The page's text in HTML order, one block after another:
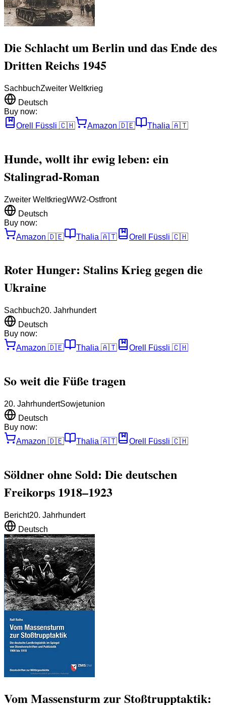
Die Schlacht um Berlin und das Ende des
Dritten Reichs 1945
SachbuchZweiter Weltkrieg
Deutsch
Buy now:
Orell Füssli 🇨🇭 Amazon 🇩🇪 Thalia 🇦🇹
Hunde, wollt ihr ewig leben: ein
Stalingrad-Roman
Zweiter WeltkriegWW2-Ostfront
Deutsch
Buy now:
Amazon 🇩🇪 Thalia 🇦🇹 Orell Füssli 🇨🇭
Roter Hunger: Stalins Krieg gegen die
Ukraine
Sachbuch20. Jahrhundert
Deutsch
Buy now:
Amazon 🇩🇪 Thalia 🇦🇹 Orell Füssli 🇨🇭
So weit die Füße tragen
20. JahrhundertSowjetunion
Deutsch
Buy now:
Amazon 🇩🇪 Thalia 🇦🇹 Orell Füssli 🇨🇭
Söldner ohne Sold: Die deutschen
Freikorps 1918–1923
Bericht20. Jahrhundert
Deutsch
Vom Massensturm zur Stoßtrupptaktik: